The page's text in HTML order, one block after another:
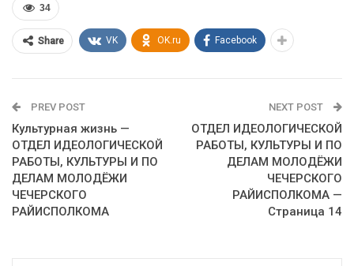
34
Share VK OK.ru Facebook
PREV POST
Культурная жизнь —
ОТДЕЛ ИДЕОЛОГИЧЕСКОЙ
РАБОТЫ, КУЛЬТУРЫ И ПО
ДЕЛАМ МОЛОДЁЖИ
ЧЕЧЕРСКОГО
РАЙИСПОЛКОМА
NEXT POST
ОТДЕЛ ИДЕОЛОГИЧЕСКОЙ
РАБОТЫ, КУЛЬТУРЫ И ПО
ДЕЛАМ МОЛОДЁЖИ
ЧЕЧЕРСКОГО
РАЙИСПОЛКОМА —
Страница 14